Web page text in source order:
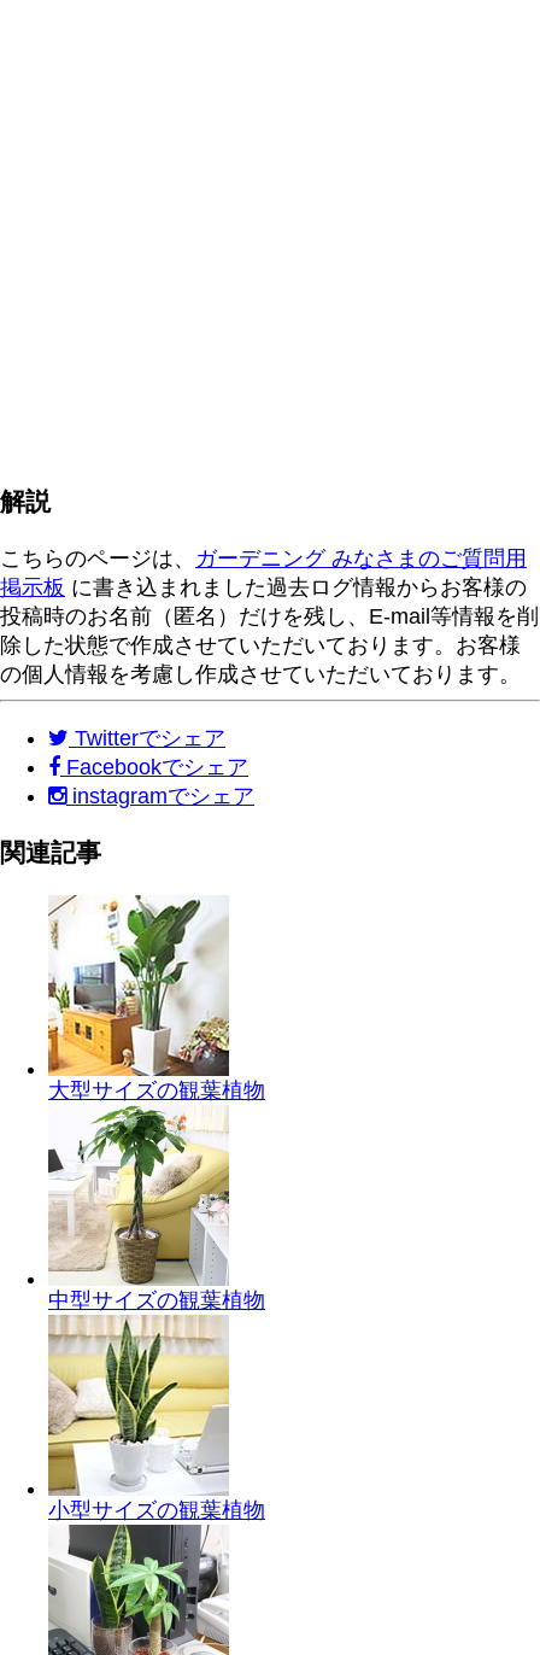
解説
こちらのページは、 ガーデニング みなさまのご質問用
掲示板 に書き込まれました過去ログ情報からお客様の
投稿時のお名前（匿名）だけを残し、E-mail等情報を削
除した状態で作成させていただいております。お客様
の個人情報を考慮し作成させていただいております。
Twitterでシェア
Facebookでシェア
instagramでシェア
関連記事
大型サイズの観葉植物
中型サイズの観葉植物
小型サイズの観葉植物